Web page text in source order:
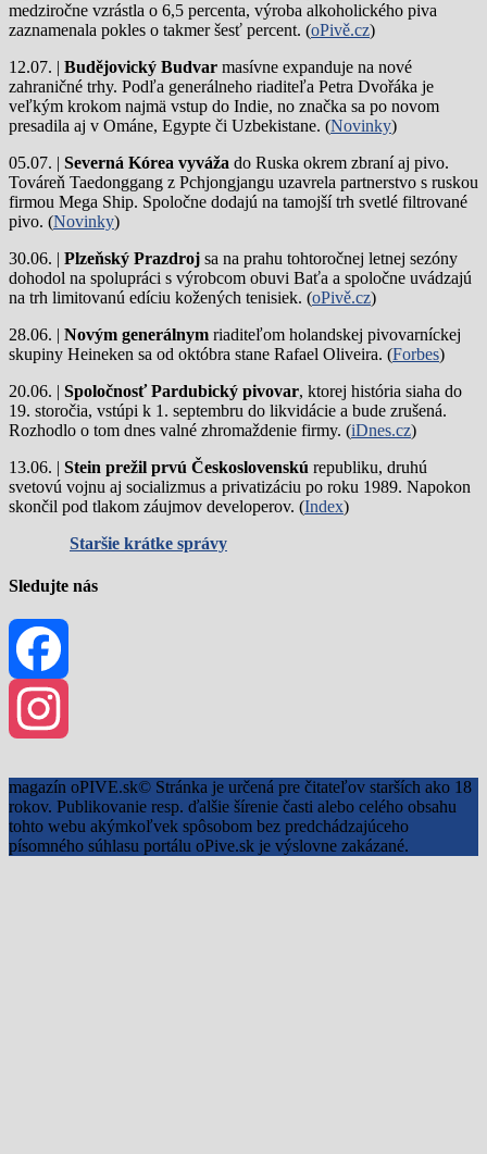
medziročne vzrástla o 6,5 percenta, výroba alkoholického piva
zaznamenala pokles o takmer šesť percent. (oPivě.cz)
12.07. | Budějovický Budvar masívne expanduje na nové
zahraničné trhy. Podľa generálneho riaditeľa Petra Dvořáka je
veľkým krokom najmä vstup do Indie, no značka sa po novom
presadila aj v Ománe, Egypte či Uzbekistane. (Novinky)
05.07. | Severná Kórea vyváža do Ruska okrem zbraní aj pivo.
Továreň Taedonggang z Pchjongjangu uzavrela partnerstvo s ruskou
firmou Mega Ship. Spoločne dodajú na tamojší trh svetlé filtrované
pivo. (Novinky)
30.06. | Plzeňský Prazdroj sa na prahu tohtoročnej letnej sezóny
dohodol na spolupráci s výrobcom obuvi Baťa a spoločne uvádzajú
na trh limitovanú edíciu kožených tenisiek. (oPivě.cz)
28.06. | Novým generálnym riaditeľom holandskej pivovarníckej
skupiny Heineken sa od októbra stane Rafael Oliveira. (Forbes)
20.06. | Spoločnosť Pardubický pivovar, ktorej história siaha do
19. storočia, vstúpi k 1. septembru do likvidácie a bude zrušená.
Rozhodlo o tom dnes valné zhromaždenie firmy. (iDnes.cz)
13.06. | Stein prežil prvú Československú republiku, druhú
svetovú vojnu aj socializmus a privatizáciu po roku 1989. Napokon
skončil pod tlakom záujmov developerov. (Index)
Staršie krátke správy
Sledujte nás
Facebook
magazín oPIVE.sk© Stránka je určená pre čitateľov starších ako 18
rokov. Publikovanie resp. ďalšie šírenie časti alebo celého obsahu
tohto webu akýmkoľvek spôsobom bez predchádzajúceho
písomného súhlasu portálu oPive.sk je výslovne zakázané.